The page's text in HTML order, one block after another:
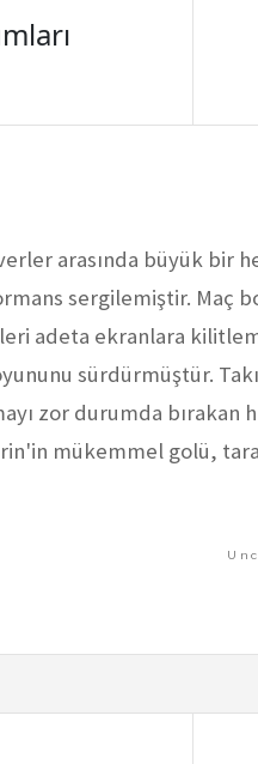
arasında büyük bir
sergilemiştir. Maç
adeta ekranlara
sürdürmüştür.
zor durumda bırakan
mükemmel golü,